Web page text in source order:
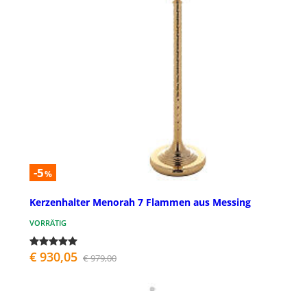
-5%
Kerzenhalter Menorah 7 Flammen aus Messing
VORRÄTIG
€ 930,05 € 979,00